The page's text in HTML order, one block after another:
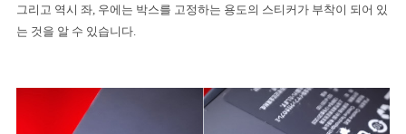
그리고 역시 좌 우에는 박스를 고정하는 용도의 스티커가 부착이 되어 있
는 것을 알 수 있습니다